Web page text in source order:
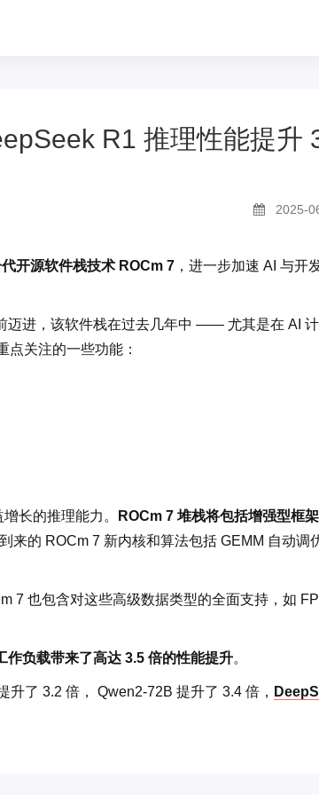
R1 推理性能提升
2025-
开源软件栈技术 ROCm 7 ，进一步加速 AI 与开
迈进，该软件栈在过去几年中 —— 尤其是在 AI
关注的一些功能：
长的推理能力。 ROCm 7 堆栈将包括增强型框架
的 ROCm 7 新内核和算法包括 GEMM 自动调
7 也包含对这些高级数据类型的全面支持，如
负载带来了高达 3.5 倍的性能提升。
了 3.2 倍， Qwen2-72B 提升了 3.4 倍，